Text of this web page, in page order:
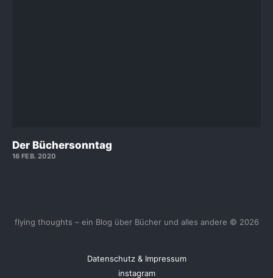
Der Büchersonntag
16 FEB. 2020
flying thoughts – ein Blog über Bücher und alles andere © 2026
Datenschutz & Impressum
instagram